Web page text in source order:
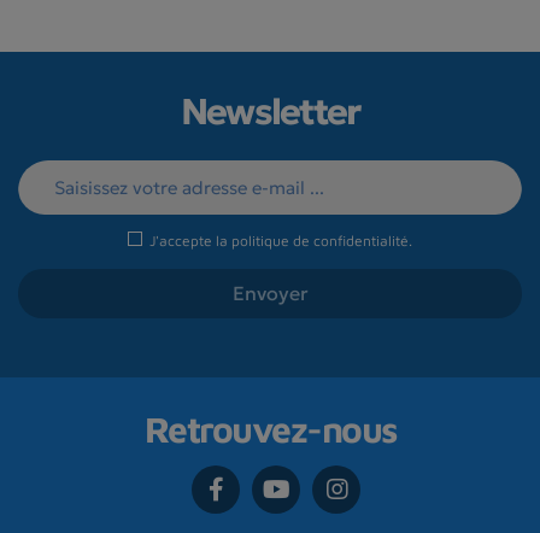
Newsletter
J'accepte la politique de confidentialité.
Retrouvez-nous